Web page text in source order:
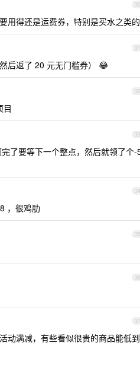
30
用得还是运费券，特别是买水之类的
31
后返了 20 元无门槛券） 😂
32
目
33
了要等下一个整点，然后就领了个-
34
，很鸡肋
35
36
37
动满减，有些看似很贵的商品能低到